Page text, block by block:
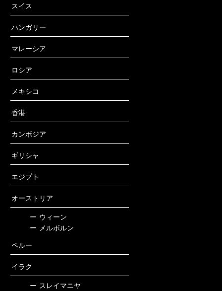
スイス
ハンガリー
マレーシア
ロシア
メキシコ
香港
カンボジア
ギリシャ
エジプト
オーストリア
ー ウィーン
ー メルボルン
ペルー
イラク
ー スレイマニヤ